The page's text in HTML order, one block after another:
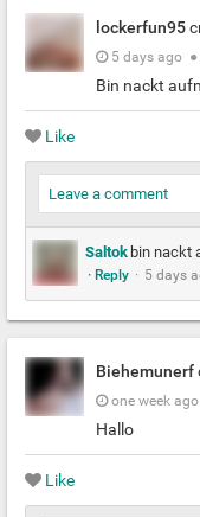
lockerfun95
5 days ago ●
Bin nackt
Like
Leave a comment
Saltok bin nackt
· Reply · 5 days
Biehemunerf
one week ago
Hallo
Like